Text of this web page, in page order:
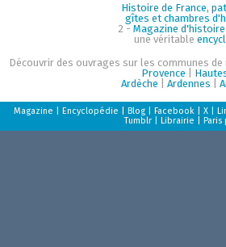
Histoire de France,
gîtes et chambres
2 - Magazine d'histoire
une véritable
Découvrir des ouvrages sur les communes
Provence
Ardèche
Ardennes
Magazine Encyclopédie Blog Facebook X
Tumblr
Librairie